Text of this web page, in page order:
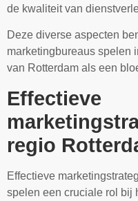
de kwaliteit van
Deze diverse aspecten
marketingbureaus spelen
van Rotterdam als een
Effectieve
regio
Effectieve
spelen een cruciale rol bij